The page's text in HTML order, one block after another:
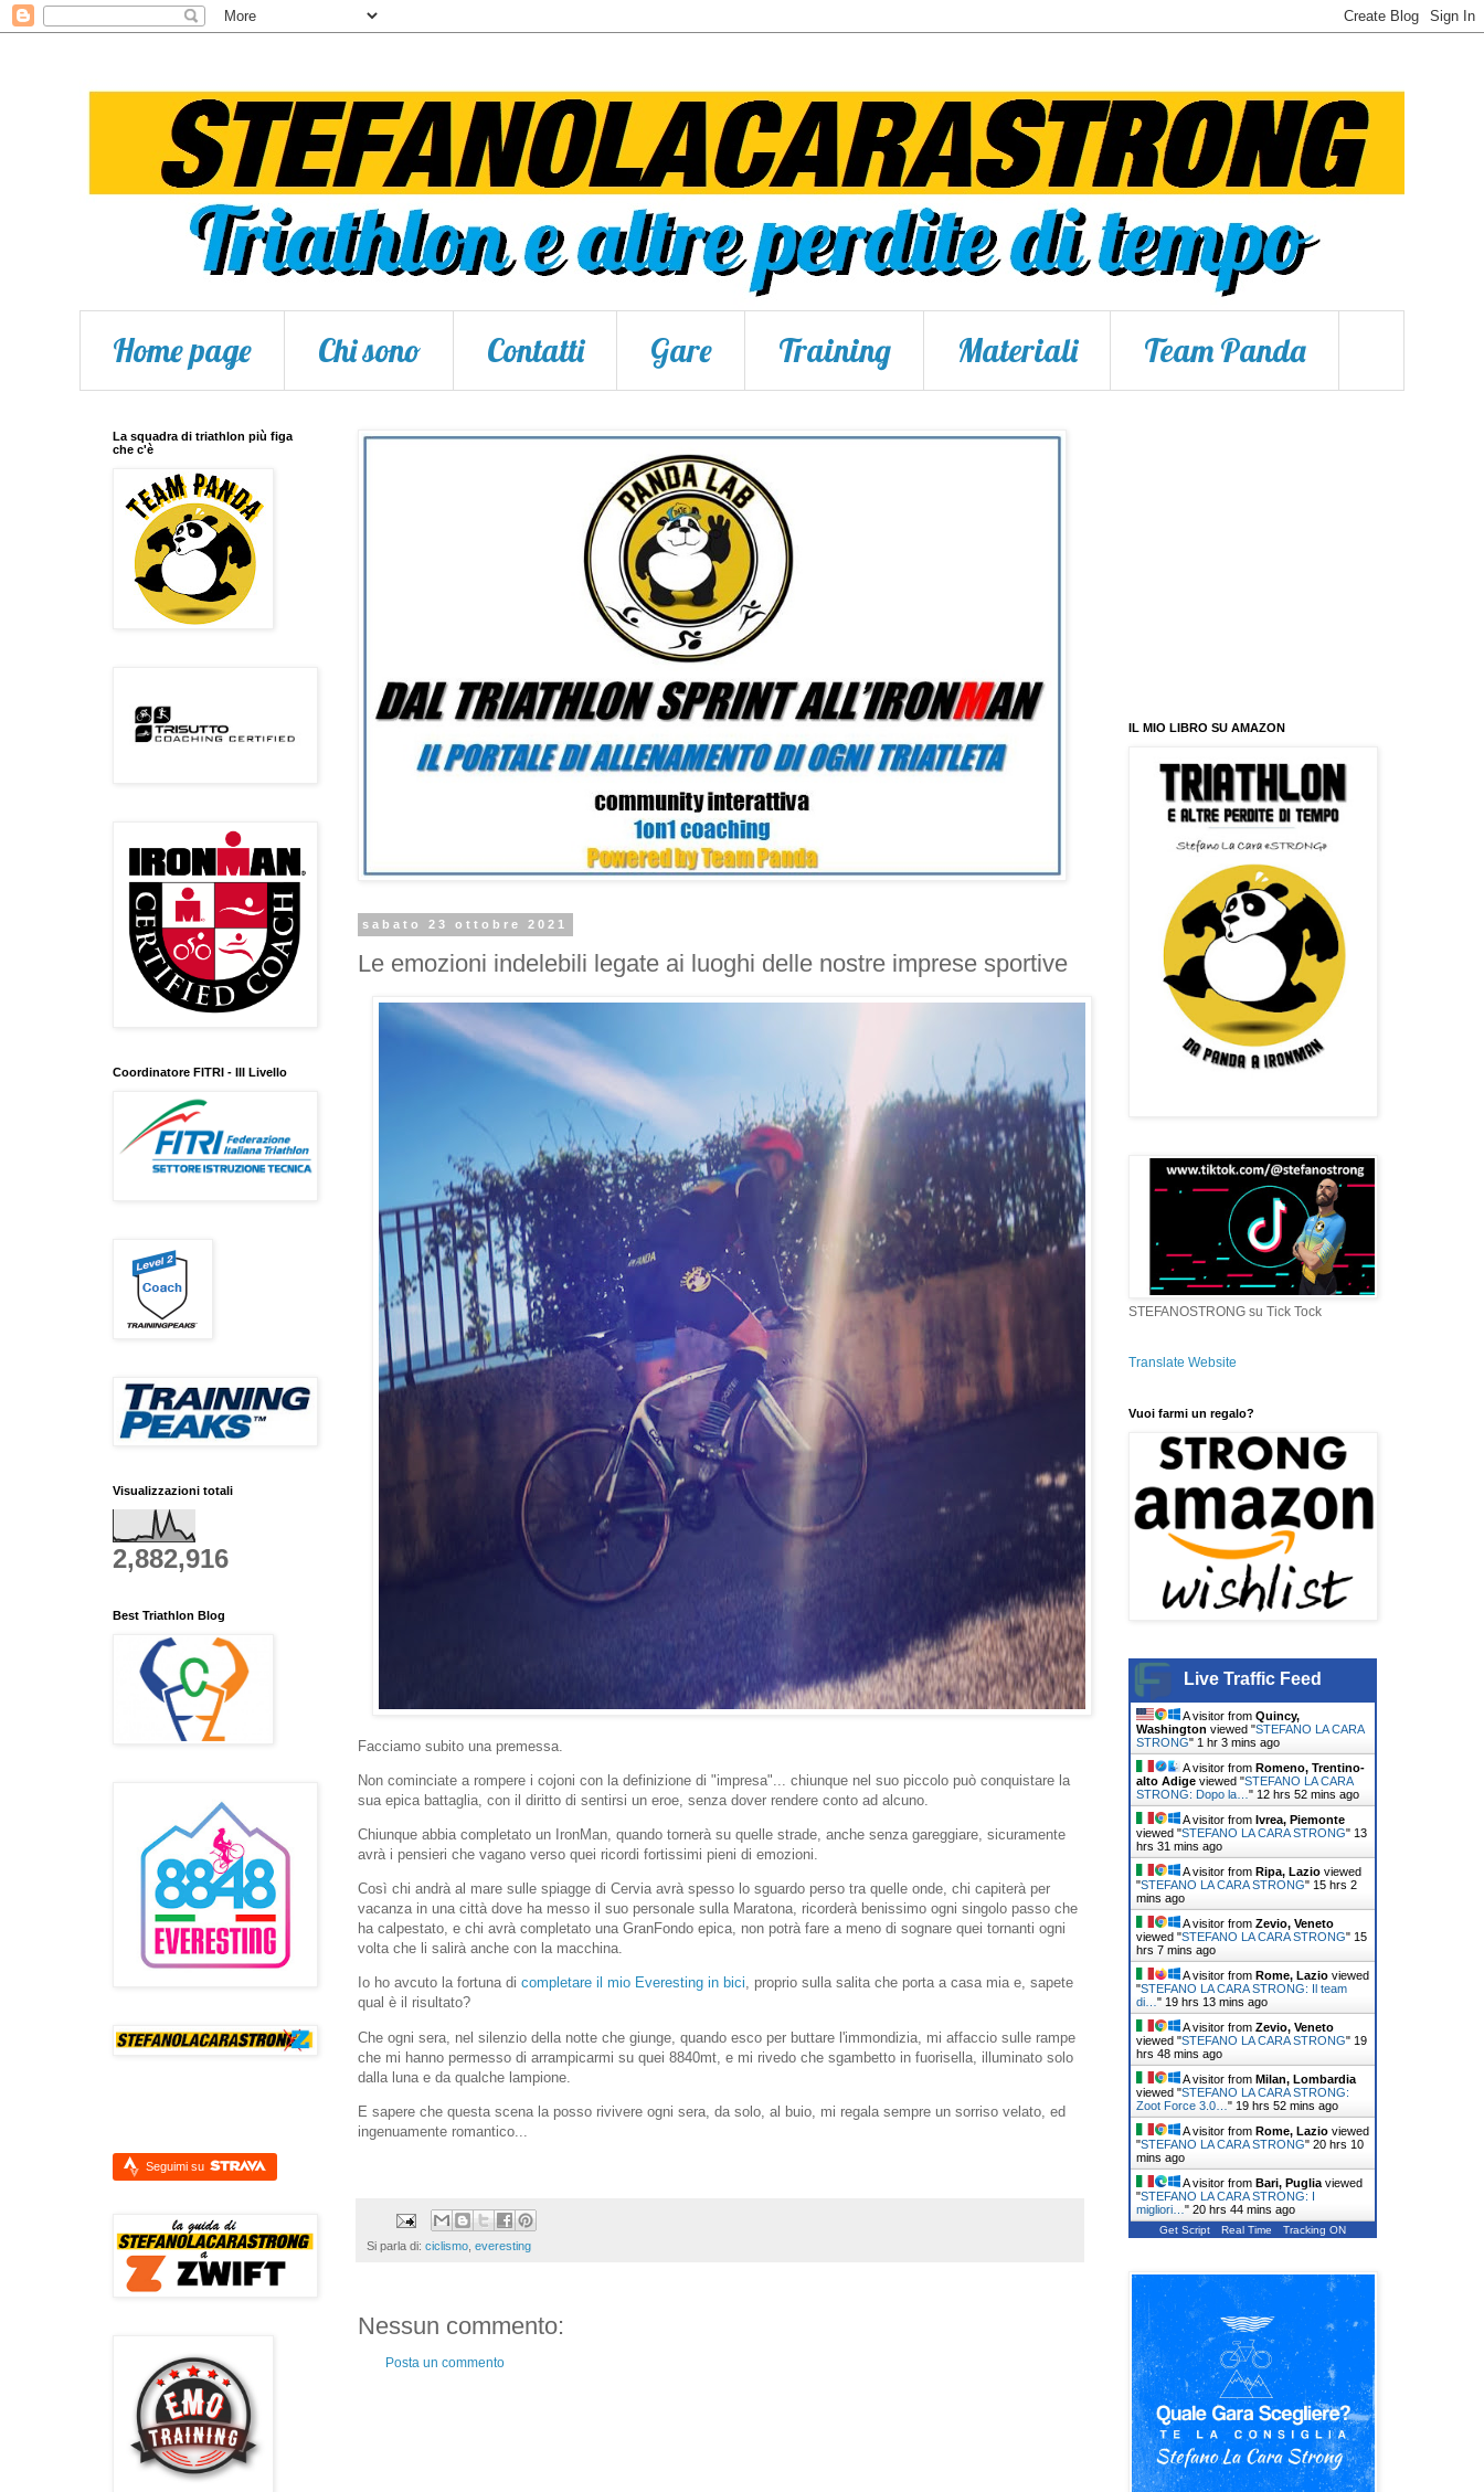
Home page Chi sono Contatti Gare Training Materiali Team Panda
sabato 23 ottobre 2021
Le emozioni indelebili legate ai luoghi delle nostre imprese sportive
Facciamo subito una premessa.
Non cominciate a rompere i cojoni con la definizione di "impresa"... chiunque nel suo piccolo può conquistare la
sua epica battaglia, con il diritto di sentirsi un eroe, senza dover rendere conto ad alcuno.
Chiunque abbia completato un IronMan, quando tornerà su quelle strade, anche senza gareggiare, sicuramente
avrà i pensieri che vagano verso quei ricordi fortissimi pieni di emozioni.
Così chi andrà al mare sulle spiagge di Cervia avrà spesso lo sguardo perso tra quelle onde, chi capiterà per
vacanza in una città dove ha messo il suo personale sulla Maratona, ricorderà benissimo ogni singolo passo che
ha calpestato, e chi avrà completato una GranFondo epica, non potrà fare a meno di sognare quei tornanti ogni
volta che li salirà anche con la macchina.
Io ho avcuto la fortuna di completare il mio Everesting in bici, proprio sulla salita che porta a casa mia e, sapete
qual è il risultato?
Che ogni sera, nel silenzio della notte che giunge, quando esco per buttare l'immondizia, mi affaccio sulle rampe
che mi hanno permesso di arrampicarmi su quei 8840mt, e mi rivedo che sgambetto in fuorisella, illuminato solo
dalla luna e da qualche lampione.
E sapere che questa scena la posso rivivere ogni sera, da solo, al buio, mi regala sempre un sorriso velato, ed
ingenuamente romantico...
Si parla di: ciclismo everesting
Nessun commento:
Posta un commento
La squadra di triathlon più figa
che c'è
Coordinatore FITRI - III Livello
Visualizzazioni totali
2,882,916
Best Triathlon Blog
Seguimi su
IL MIO LIBRO SU AMAZON
STEFANOSTRONG su Tick Tock
Translate Website
Vuoi farmi un regalo?
Live Traffic Feed
A visitor from Quincy,
Washington viewed "STEFANO LA CARA
STRONG" 1 hr 3 mins ago
A visitor from Romeno, Trentino-
alto Adige viewed "STEFANO LA CARA
STRONG: Dopo la… " 12 hrs 52 mins ago
A visitor from Ivrea, Piemonte
viewed "STEFANO LA CARA STRONG" 13
hrs 31 mins ago
A visitor from Ripa, Lazio viewed
"STEFANO LA CARA STRONG" 15 hrs 2
mins ago
A visitor from Zevio, Veneto
viewed "STEFANO LA CARA STRONG" 15
hrs 7 mins ago
A visitor from Rome, Lazio viewed
"STEFANO LA CARA STRONG: Il team
di… " 19 hrs 13 mins ago
A visitor from Zevio, Veneto
viewed "STEFANO LA CARA STRONG" 19
hrs 48 mins ago
A visitor from Milan, Lombardia
viewed "STEFANO LA CARA STRONG:
Zoot Force 3.0… " 19 hrs 52 mins ago
A visitor from Rome, Lazio viewed
"STEFANO LA CARA STRONG" 20 hrs 10
mins ago
A visitor from Bari, Puglia viewed
"STEFANO LA CARA STRONG: I
migliori… " 20 hrs 44 mins ago
Get Script Real Time Tracking ON